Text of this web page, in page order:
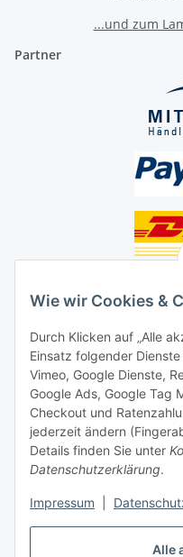
Alle
Wie wir Cookies &
Durch Klicken auf „Alle
Einsatz folgender
Vimeo, Google Dienste,
Google Ads, Google Tag
Checkout und
jederzeit ändern
Details finden Sie unter
Datenschutzerklärung.
Impressum
...und zum
Partner
Social Media
Unsere Dienstleistungen
Lampenreparatur
Lichtservice für Senioren